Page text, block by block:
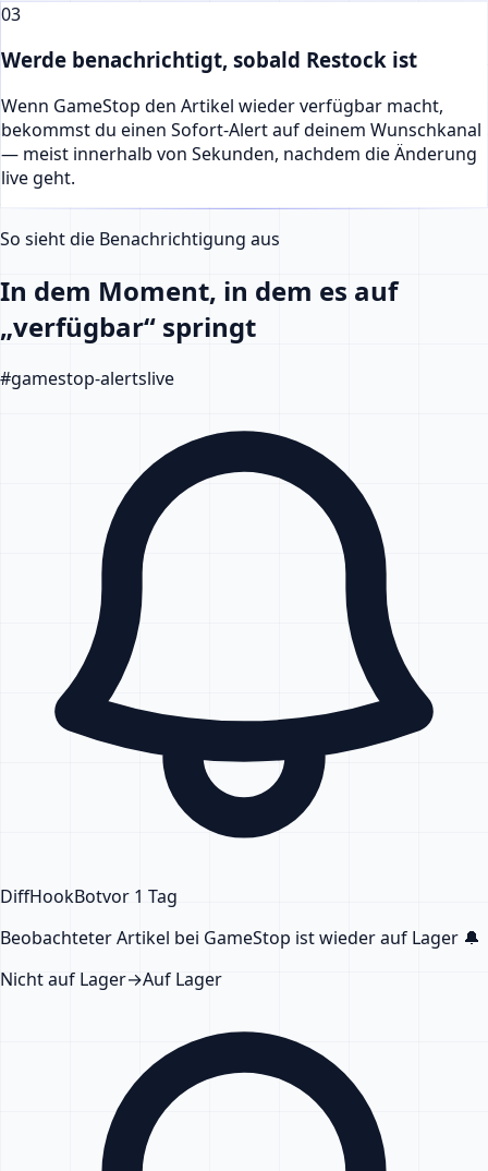
03
Werde benachrichtigt, sobald Restock ist
Wenn GameStop den Artikel wieder verfügbar macht,
bekommst du einen Sofort-Alert auf deinem Wunschkanal
— meist innerhalb von Sekunden, nachdem die Änderung
live geht.
So sieht die Benachrichtigung aus
In dem Moment, in dem es auf
„verfügbar“ springt
#gamestop-alertslive
DiffHookBotvor 1 Tag
Beobachteter Artikel bei GameStop ist wieder auf Lager 🔔
Nicht auf Lager→Auf Lager